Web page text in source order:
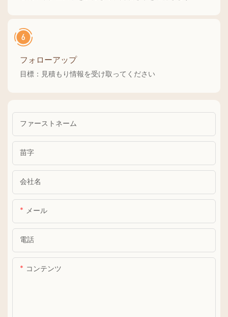
フォローアップ
目標：見積もり情報を受け取ってください
ファーストネーム
苗字
会社名
メール
電話
コンテンツ